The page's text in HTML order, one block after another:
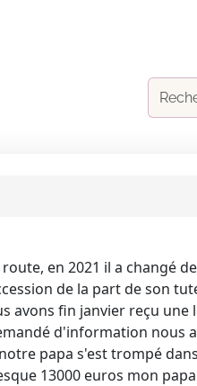
en 2021 il a changé
de la part de son
avons fin janvier reçu une
d'information nous
papa s'est trompé
13000 euros mon